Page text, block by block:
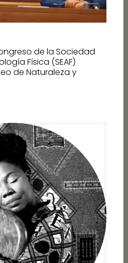
de la Sociedad
Física (SEAF)
de Naturaleza y